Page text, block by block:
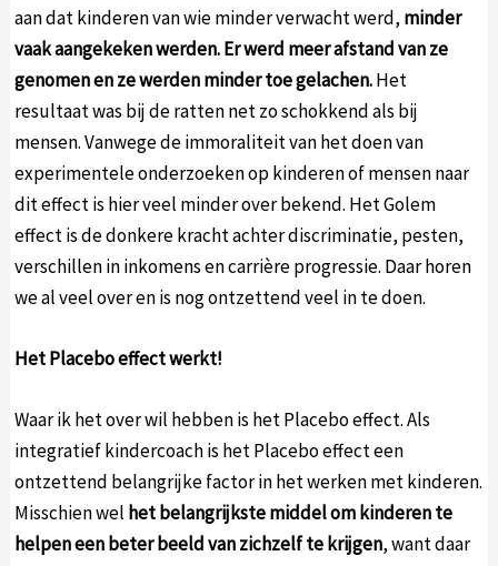
aan dat kinderen van wie minder verwacht werd, minder
vaak aangekeken werden. Er werd meer afstand van ze
genomen en ze werden minder toe gelachen.Het
resultaat was bij de ratten net zo schokkend als bij
mensen. Vanwege de immoraliteit van het doen van
experimentele onderzoeken op kinderen of mensen naar
dit effect is hier veel minder over bekend. Het Golem
effect is de donkere kracht achter discriminatie, pesten,
verschillen in inkomens en carrière progressie. Daar horen
we al veel over en is nog ontzettend veel in te doen.
Het Placebo effect werkt!
Waar ik het over wil hebben is het Placebo effect. Als
integratief kindercoach is het Placebo effect een
ontzettend belangrijke factor in het werken met kinderen.
Misschien wel het belangrijkste middel om kinderen te
helpen een beter beeld van zichzelf te krijgen, want daar